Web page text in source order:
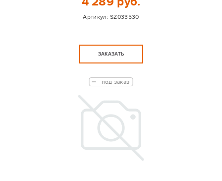
Артикул:SZ033530
ЗАКАЗАТЬ
под заказ